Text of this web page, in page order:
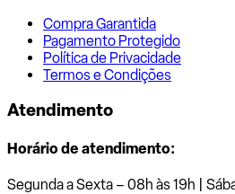
Compra Garantida
Pagamento Protegido
Política de Privacidade
Termos e Condições
Atendimento
Horário de atendimento:
Segunda a Sexta – 08h às 19h |